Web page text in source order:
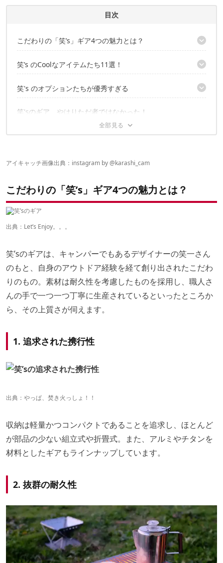
目次
こだわりの「笑’s」ギア4つの魅力とは？
1. 追求された携行性
2. 抜群の耐久性
3. デザインされた効率性
4. エコ・フレンドリーに
笑’s のCoolなアイテムたち11選！
笑’s フォールディング薪ストーブ『Great』
笑’s フォールディング薪ストーブ『焚き火の箱Gスペシャル2』
笑's コンパクト焚き火グリル『A-4君』
笑'ｓ BPウッドストーブ『120』ver.2
笑's のオプションたちが優秀すぎる
笑's 『B-6君』専用 グリルプレート
笑's 『B-6君』専用 ステンレスメッシュグリル
笑's B-6君専用 ステンレスメッシュ カン(燗)グリル
笑's バーナーゴトク H-80
笑'sのギア、やはりただ者ではなかった！
アイキャッチ画像出典：instagram by @karashi_cam
こだわりの「笑’s」ギア4つの魅力とは？
出典：Let’s Enjoy。。。
笑’sのギアは、キャンパーでもあるデザイナーの笑一さん
のもと、自身のアウトドア経験を経て創り出されたこだわ
りのもの。素材は耐久性を考慮したものを採用し、職人さ
んの手で一つ一つ丁寧に生産されているといったところか
ら、その上質さが伺えます。
1. 追求された携行性
出典：やっぱ、焚き火っしょ！！
収納は軽量かつコンパクトであることを追求し、ほとんど
が部品の少ない組立式や折畳式。また、アルミやチタンを
材料としたギアもラインナップしています。
2. 抜群の耐久性